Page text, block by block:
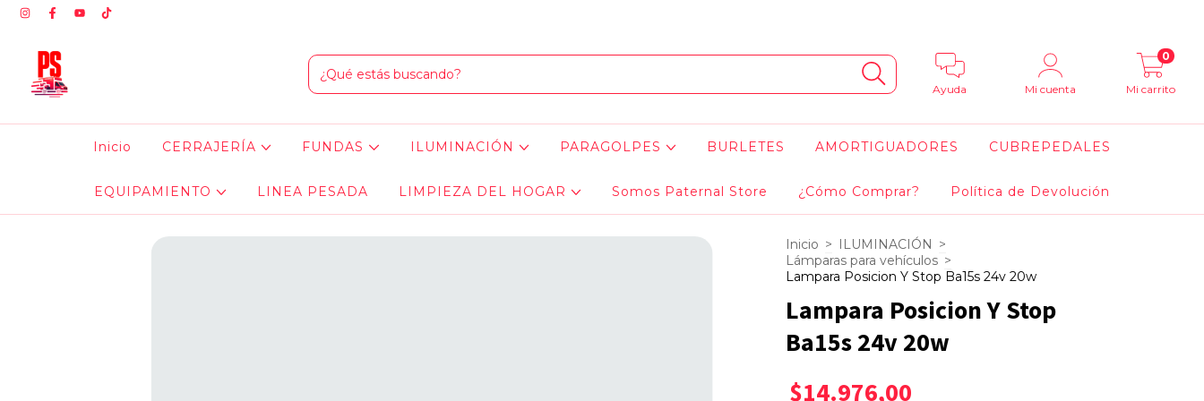
Ayuda Mi cuenta Mi carrito
0
Inicio CERRAJERÍA FUNDAS ILUMINACIÓN PARAGOLPES BURLETES AMORTIGUADORES CUBREPEDALES
EQUIPAMIENTO LINEA PESADA LIMPIEZA DEL HOGAR Somos Paternal Store ¿Cómo Comprar? Política de Devolución
Inicio > ILUMINACIÓN >
Lámparas para vehículos >
Lampara Posicion Y Stop Ba15s 24v 20w
Lampara Posicion Y Stop
Ba15s 24v 20w
$14.976,00